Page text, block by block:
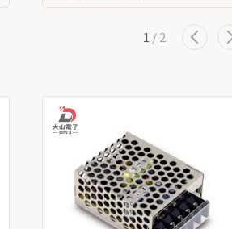
1 /2